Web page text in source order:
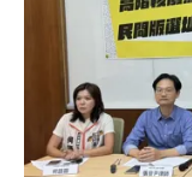
園」會如何走向下
通？不具備核能工
廢爭議？事實上，
的公民溝通研究，
廢議題社會溝通計
議題在台灣最大的